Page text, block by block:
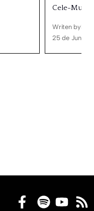
Cele-
Writen by
25 de Junho,